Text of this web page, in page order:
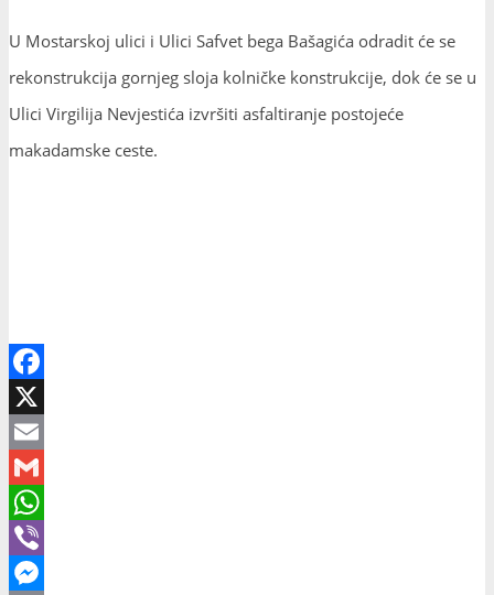
U Mostarskoj ulici i Ulici Safvet bega Bašagića odradit će se
rekonstrukcija gornjeg sloja kolničke konstrukcije, dok će se u
Ulici Virgilija Nevjestića izvršiti asfaltiranje postojeće
makadamske ceste.
Facebook
X
Email
Gmail
WhatsApp
Viber